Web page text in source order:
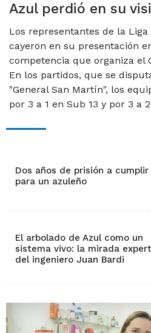
Azul perdió en su
Los representantes de la
cayeron en su presentación
competencia que organiza el
En los partidos, que se
"General San Martín", los
por 3 a 1 en Sub 13 y por 3 a
Dos años de prisión a cumplir
para un azuleño
El arbolado de Azul como un
sistema vivo: la mirada
del ingeniero Juan Bardi